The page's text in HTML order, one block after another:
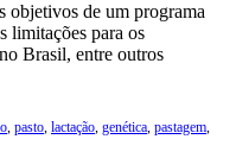
objetivos de um programa
limitações para os
Brasil, entre outros
, pasto, lactação, genética, pastagem,